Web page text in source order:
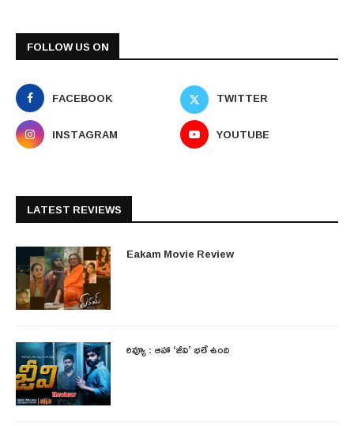
FOLLOW US ON
FACEBOOK
TWITTER
INSTAGRAM
YOUTUBE
LATEST REVIEWS
Eakam Movie Review
రివ్యూ : ఆహా ‘జీవి’ భలే ఉంది